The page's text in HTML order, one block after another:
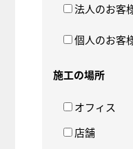
法人のお客
個人のお客
施工の場所
オフィス
店舗